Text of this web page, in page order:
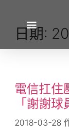
日期:
電信扛住
「謝謝球
2018-03-28